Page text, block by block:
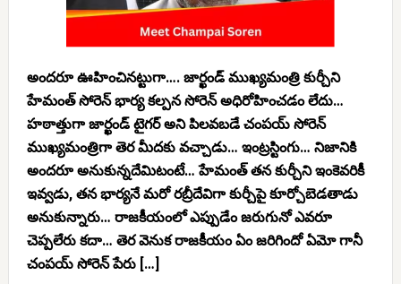
అందరూ ఊహించినట్టుగా…. జార్ఖండ్ ముఖ్యమంత్రి కుర్చీని
హేమంత్ సోరెన్ భార్య కల్పన సోరెన్ అధిరోహించడం లేదు…
హఠాత్తుగా జార్ఖండ్ టైగర్ అని పిలవబడే చంపయ్ సోరెన్
ముఖ్యమంత్రిగా తెర మీదకు వచ్చాడు… ఇంట్రస్టింగు… నిజానికి
అందరూ అనుకున్నదేమిటంటే… హేమంత్ తన కుర్చీని ఇంకెవరికీ
ఇవ్వడు, తన భార్యనే మరో రబ్రీదేవిగా కుర్చీపై కూర్చోబెడతాడు
అనుకున్నారు… రాజకీయంలో ఎప్పుడేం జరుగునో ఎవరూ
చెప్పలేరు కదా… తెర వెనుక రాజకీయం ఏం జరిగిందో ఏమో గానీ
చంపయ్ సోరెన్ పేరు […]